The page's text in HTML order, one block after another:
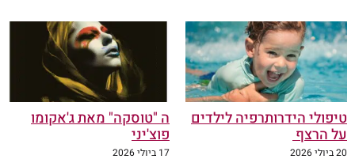
טיפולי הידרותרפיה לילדים
על הרצף
20 ביולי 2026
ה "טוסקה" מאת ג'אקומו
פוצ'יני
17 ביולי 2026